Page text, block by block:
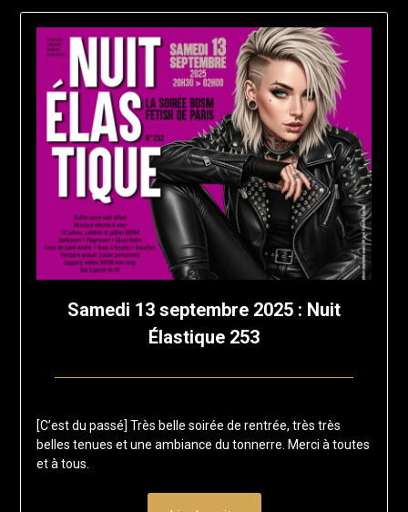
Samedi 13 septembre 2025 : Nuit
Élastique 253
10
juillet
loup
[C’est du passé] Très belle soirée de rentrée, très très
belles tenues et une ambiance du tonnerre. Merci à toutes
et à tous.